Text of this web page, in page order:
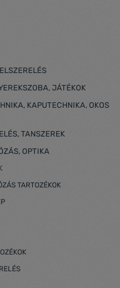
JÁTÉKOK
KAPUTECHNIKA, OKOS
TANSZEREK
OPTIKA
TARTOZÉKOK